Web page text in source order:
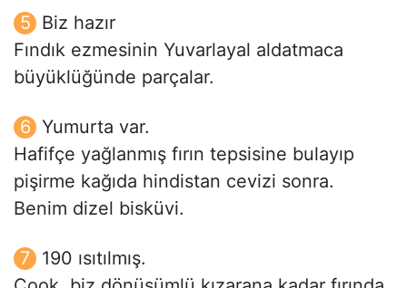
Biz hazır
Fındık ezmesinin Yuvarlayal aldatmaca
büyüklüğünde parçalar.
Yumurta var.
Hafifçe yağlanmış fırın tepsisine bulayıp
pişirme kağıda hindistan cevizi sonra.
Benim dizel bisküvi.
190 ısıtılmış.